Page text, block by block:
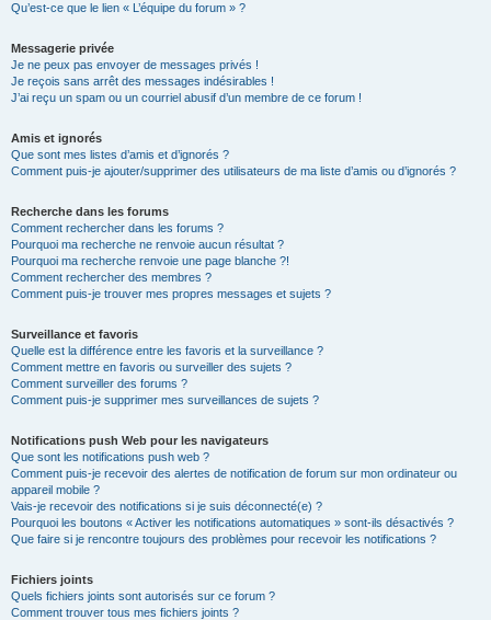
Qu’est-ce que le lien « L’équipe du forum » ?
Messagerie privée
Je ne peux pas envoyer de messages privés !
Je reçois sans arrêt des messages indésirables !
J’ai reçu un spam ou un courriel abusif d’un membre de ce forum !
Amis et ignorés
Que sont mes listes d’amis et d’ignorés ?
Comment puis-je ajouter/supprimer des utilisateurs de ma liste d’amis ou d’ignorés ?
Recherche dans les forums
Comment rechercher dans les forums ?
Pourquoi ma recherche ne renvoie aucun résultat ?
Pourquoi ma recherche renvoie une page blanche ?!
Comment rechercher des membres ?
Comment puis-je trouver mes propres messages et sujets ?
Surveillance et favoris
Quelle est la différence entre les favoris et la surveillance ?
Comment mettre en favoris ou surveiller des sujets ?
Comment surveiller des forums ?
Comment puis-je supprimer mes surveillances de sujets ?
Notifications push Web pour les navigateurs
Que sont les notifications push web ?
Comment puis-je recevoir des alertes de notification de forum sur mon ordinateur ou
appareil mobile ?
Vais-je recevoir des notifications si je suis déconnecté(e) ?
Pourquoi les boutons « Activer les notifications automatiques » sont-ils désactivés ?
Que faire si je rencontre toujours des problèmes pour recevoir les notifications ?
Fichiers joints
Quels fichiers joints sont autorisés sur ce forum ?
Comment trouver tous mes fichiers joints ?